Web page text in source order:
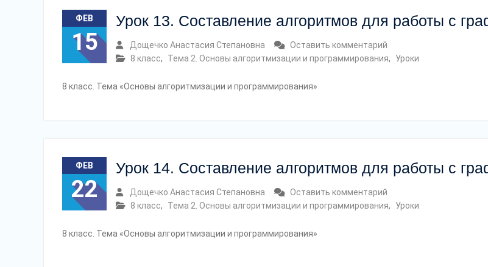
ФЕВ
15
Урок 13. Составление алгоритмов для работы с
Дощечко Анастасия Степановна
Оставить комментарий
8 класс, Тема 2. Основы алгоритмизации и программирования, Уроки
8 класс. Тема «Основы алгоритмизации и программирования»
ФЕВ
22
Урок 14. Составление алгоритмов для работы с
Дощечко Анастасия Степановна
Оставить комментарий
8 класс, Тема 2. Основы алгоритмизации и программирования, Уроки
8 класс. Тема «Основы алгоритмизации и программирования»